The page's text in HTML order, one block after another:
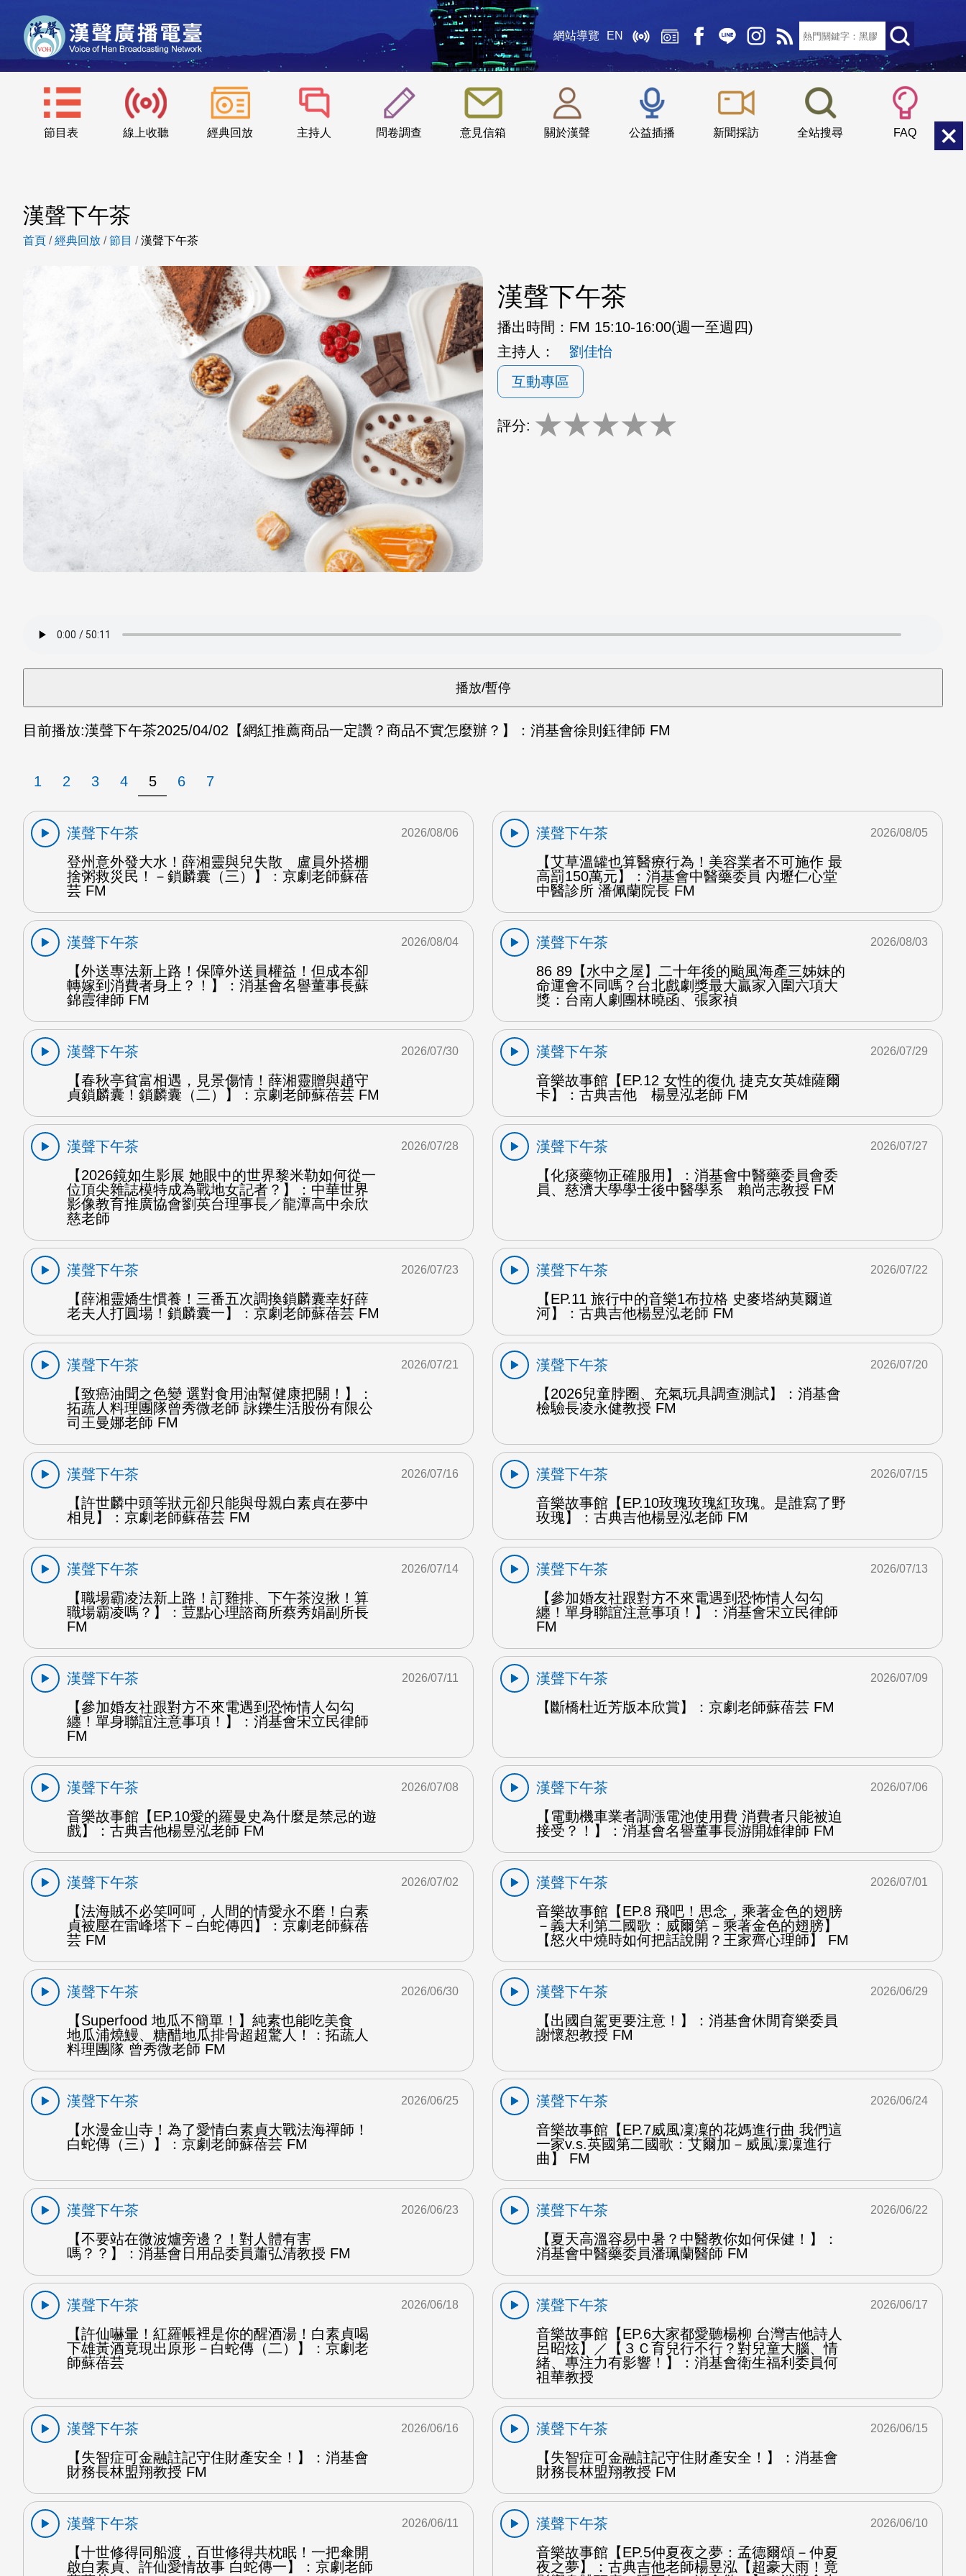
網站導覽 EN
節目表 線上收聽 經典回放 主持人 問卷調查 意見信箱 關於漢聲 公益插播 新聞採訪 全站搜尋 FAQ
::: 小 中
漢聲下午茶
首頁 /經典回放 /節目 /漢聲下午茶
漢聲下午茶
播出時間： FM 15:10-16:00(週一至週四)
主持人：
劉佳怡
互動專區
評分: ★★★★★
目前播放:漢聲下午茶2025/04/02 【網紅推薦商品一定讚？商品不實怎麼辦？】：消基會徐則鈺律師 FM
1 2 3 4 5 6 7
漢聲下午茶
登州意外發大水！薛湘靈與兒失散 盧員外搭棚
捨粥救災民！－鎖麟囊（三）】：京劇老師蘇蓓
芸 FM
2026/08/06
漢聲下午茶
【艾草溫罐也算醫療行為！美容業者不可施作 最
高罰150萬元】：消基會中醫藥委員 內壢仁心堂
中醫診所 潘佩蘭院長 FM
2026/08/05
漢聲下午茶
【外送專法新上路！保障外送員權益！但成本卻
轉嫁到消費者身上？！】：消基會名譽董事長蘇
錦霞律師 FM
2026/08/04
漢聲下午茶
86 89【水中之屋】二十年後的颱風海產三姊妹的
命運會不同嗎？台北戲劇獎最大贏家入圍六項大
獎：台南人劇團林曉函、張家禎
2026/08/03
漢聲下午茶
【春秋亭貧富相遇，見景傷情！薛湘靈贈與趙守
貞鎖麟囊！鎖麟囊（二）】：京劇老師蘇蓓芸 FM
2026/07/30
漢聲下午茶
音樂故事館【EP.12 女性的復仇 捷克女英雄薩爾
卡】：古典吉他 楊昱泓老師 FM
2026/07/29
漢聲下午茶
【2026鏡如生影展 她眼中的世界黎米勒如何從一
位頂尖雜誌模特成為戰地女記者？】：中華世界
影像教育推廣協會劉英台理事長／龍潭高中余欣
慈老師
2026/07/28
漢聲下午茶
【化痰藥物正確服用】：消基會中醫藥委員會委
員、慈濟大學學士後中醫學系 賴尚志教授 FM
2026/07/27
漢聲下午茶
【薛湘靈嬌生慣養！三番五次調換鎖麟囊幸好薛
老夫人打圓場！鎖麟囊一】：京劇老師蘇蓓芸 FM
2026/07/23
漢聲下午茶
【EP.11 旅行中的音樂1布拉格 史麥塔納莫爾道
河】：古典吉他楊昱泓老師 FM
2026/07/22
漢聲下午茶
【致癌油聞之色變 選對食用油幫健康把關！】：
拓蔬人料理團隊曾秀微老師 詠鑠生活股份有限公
司王曼娜老師 FM
2026/07/21
漢聲下午茶
【2026兒童脖圈、充氣玩具調查測試】：消基會
檢驗長凌永健教授 FM
2026/07/20
漢聲下午茶
【許世麟中頭等狀元卻只能與母親白素貞在夢中
相見】：京劇老師蘇蓓芸 FM
2026/07/16
漢聲下午茶
音樂故事館【EP.10玫瑰玫瑰紅玫瑰。是誰寫了野
玫瑰】：古典吉他楊昱泓老師 FM
2026/07/15
漢聲下午茶
【職場霸凌法新上路！訂雞排、下午茶沒揪！算
職場霸凌嗎？】：荳點心理諮商所蔡秀娟副所長
FM
2026/07/14
漢聲下午茶
【參加婚友社跟對方不來電遇到恐怖情人勾勾
纏！單身聯誼注意事項！】：消基會宋立民律師
FM
2026/07/13
漢聲下午茶
【參加婚友社跟對方不來電遇到恐怖情人勾勾
纏！單身聯誼注意事項！】：消基會宋立民律師
FM
2026/07/11
漢聲下午茶
【斷橋杜近芳版本欣賞】：京劇老師蘇蓓芸 FM
2026/07/09
漢聲下午茶
音樂故事館【EP.10愛的羅曼史為什麼是禁忌的遊
戲】：古典吉他楊昱泓老師 FM
2026/07/08
漢聲下午茶
【電動機車業者調漲電池使用費 消費者只能被迫
接受？！】：消基會名譽董事長游開雄律師 FM
2026/07/06
漢聲下午茶
【法海賊不必笑呵呵，人間的情愛永不磨！白素
貞被壓在雷峰塔下－白蛇傳四】：京劇老師蘇蓓
芸 FM
2026/07/02
漢聲下午茶
音樂故事館【EP.8 飛吧！思念，乘著金色的翅膀
－義大利第二國歌：威爾第－乘著金色的翅膀】
【怒火中燒時如何把話說開？王家齊心理師】 FM
2026/07/01
漢聲下午茶
【Superfood 地瓜不簡單！】純素也能吃美食
地瓜浦燒鰻、糖醋地瓜排骨超超驚人！：拓蔬人
料理團隊 曾秀微老師 FM
2026/06/30
漢聲下午茶
【出國自駕更要注意！】：消基會休閒育樂委員
謝懷恕教授 FM
2026/06/29
漢聲下午茶
【水漫金山寺！為了愛情白素貞大戰法海禪師！
白蛇傳（三）】：京劇老師蘇蓓芸 FM
2026/06/25
漢聲下午茶
音樂故事館【EP.7威風凜凜的花媽進行曲 我們這
一家v.s.英國第二國歌：艾爾加－威風凜凜進行
曲】 FM
2026/06/24
漢聲下午茶
【不要站在微波爐旁邊？！對人體有害
嗎？？】：消基會日用品委員蕭弘清教授 FM
2026/06/23
漢聲下午茶
【夏天高溫容易中暑？中醫教你如何保健！】：
消基會中醫藥委員潘珮蘭醫師 FM
2026/06/22
漢聲下午茶
【許仙嚇暈！紅羅帳裡是你的醒酒湯！白素貞喝
下雄黃酒竟現出原形－白蛇傳（二）】：京劇老
師蘇蓓芸
2026/06/18
漢聲下午茶
音樂故事館【EP.6大家都愛聽楊柳 台灣吉他詩人
呂昭炫】／【３Ｃ育兒行不行？對兒童大腦、情
緒、專注力有影響！】：消基會衛生福利委員何
祖華教授
2026/06/17
漢聲下午茶
【失智症可金融註記守住財產安全！】：消基會
財務長林盟翔教授 FM
2026/06/16
漢聲下午茶
【失智症可金融註記守住財產安全！】：消基會
財務長林盟翔教授 FM
2026/06/15
漢聲下午茶
【十世修得同船渡，百世修得共枕眠！一把傘開
啟白素貞、許仙愛情故事 白蛇傳一】：京劇老師
2026/06/11
漢聲下午茶
音樂故事館【EP.5仲夏夜之夢：孟德爾頌－仲夏
夜之夢】：古典吉他老師楊昱泓【超豪大雨！竟
2026/06/10